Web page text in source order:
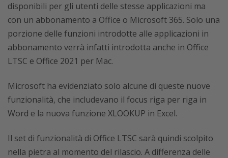
disponibili per gli utenti delle stesse applicazioni ma
con un abbonamento a Office o Microsoft 365. Solo una
porzione delle funzioni introdotte alle applicazioni in
abbonamento verrà infatti introdotta anche in Office
LTSC e Office 2021 per Mac.
Microsoft ha evidenziato solo alcune di queste nuove
funzionalità, che includevano il focus riga per riga in
Word e la nuova funzione XLOOKUP in Excel.
Il set di funzionalità di Office LTSC sarà quindi scolpito
nella pietra al momento del rilascio. A differenza delle